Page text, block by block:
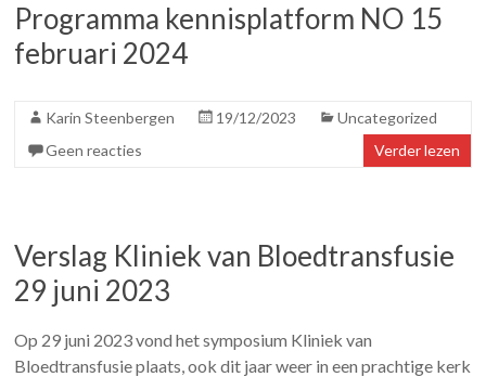
Programma kennisplatform NO 15
februari 2024
Karin Steenbergen 19/12/2023
Uncategorized
Geen reacties
Verder lezen
Verslag Kliniek van Bloedtransfusie
29 juni 2023
Op 29 juni 2023 vond het symposium Kliniek van
Bloedtransfusie plaats, ook dit jaar weer in een prachtige kerk